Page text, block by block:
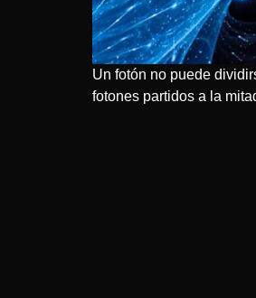
Un fotón no puede
fotones partidos a la